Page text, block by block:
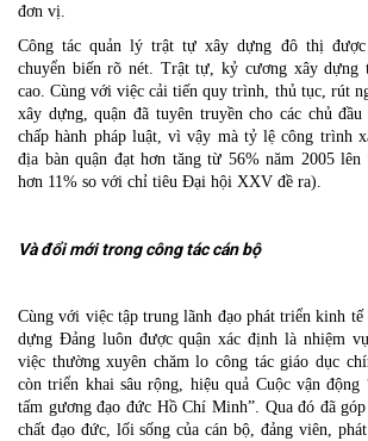
đơn vị.
Công tác quản lý trật tự xây dựng đô thị
chuyển biến rõ nét. Trật tự, kỷ cương xây dựng
cao. Cùng với việc cải tiến quy trình, thủ tục, rút
xây dựng, quận đã tuyên truyền cho các chủ đầu
chấp hành pháp luật, vì vậy mà tỷ lệ công trình
địa bàn quận đạt hơn tăng từ 56% năm 2005
hơn 11% so với chỉ tiêu Đại hội XXV đề ra).
Và đổi mới trong công tác cán bộ
Cùng với việc tập trung lãnh đạo phát triển kinh
dựng Đảng luôn được quận xác định là nhiệm
việc thường xuyên chăm lo công tác giáo dục
còn triển khai sâu rộng, hiệu quả Cuộc vận động
tấm gương đạo đức Hồ Chí Minh”. Qua đó đã
chất đạo đức, lối sống của cán bộ, đảng viên, phát